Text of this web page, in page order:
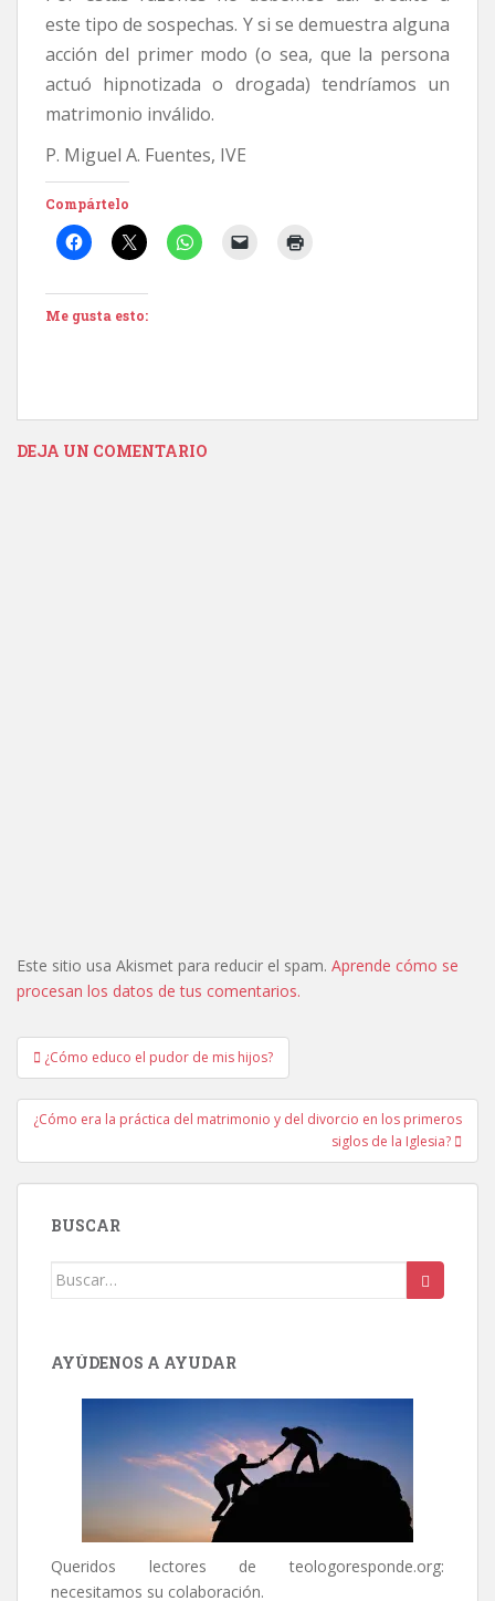
este tipo de sospechas. Y si se demuestra alguna
acción del primer modo (o sea, que la persona
actuó hipnotizada o drogada) tendríamos un
matrimonio inválido.
P. Miguel A. Fuentes, IVE
Compártelo
Me gusta esto:
DEJA UN COMENTARIO
Este sitio usa Akismet para reducir el spam. Aprende cómo se
procesan los datos de tus comentarios.
Navegación
de
entradas
¿Cómo educo el pudor de mis hijos?
¿Cómo era la práctica del matrimonio y del divorcio en los primeros
siglos de la Iglesia?
BUSCAR
Buscar:
AYÚDENOS A AYUDAR
Queridos lectores de teologoresponde.org:
necesitamos su colaboración.